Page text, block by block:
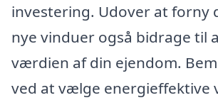
investering. Udover at forny
nye vinduer også bidrage til
værdien af din ejendom.
ved at vælge energieffektive